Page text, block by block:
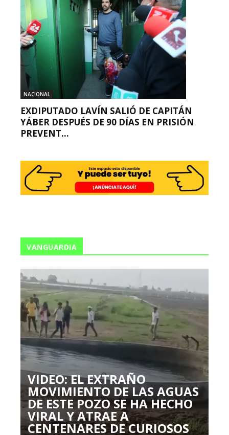
NACIONAL
EXDIPUTADO LAVÍN SALIÓ DE CAPITÁN
YÁBER DESPUÉS DE 90 DÍAS EN PRISIÓN
PREVENT...
VANGUARDIA
VIDEO: EL EXTRAÑO
MOVIMIENTO DE LAS AGUAS
DE ESTE POZO SE HA HECHO
VIRAL Y ATRAE A
CENTENARES DE CURIOSOS